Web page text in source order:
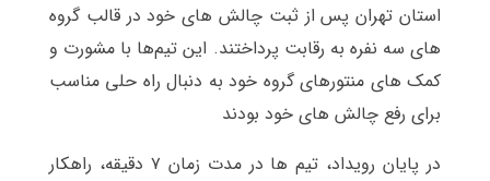
استان تهران پس از ثبت چالش های خود در قالب گروه
های سه نفره به رقابت پرداختند. این تیم‌ها با مشورت و
کمک های منتورهای گروه خود به دنبال راه حلی مناسب
برای رفع چالش های خود بودند
در پایان رویداد، تیم ها در مدت زمان ۷ دقیقه، راهکار